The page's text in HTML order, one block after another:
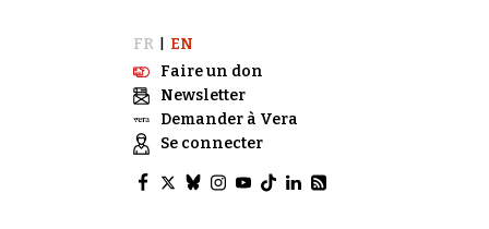
FR
EN
Faire un don
Newsletter
Demander à Vera
Se connecter